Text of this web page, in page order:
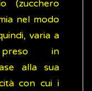
(zucchero
nel modo
varia a
preso in
alla sua
con cui i